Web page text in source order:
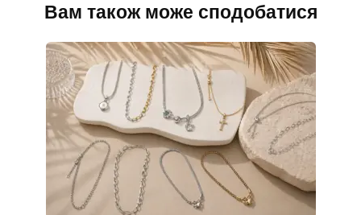
Вам також може сподобатися